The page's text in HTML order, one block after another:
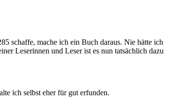
schaffe, mache ich ein Buch daraus. Nie hätte ich
Leserinnen und Leser ist es nun tatsächlich dazu
ich selbst eher für gut erfunden.